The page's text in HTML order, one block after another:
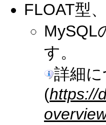
FLOAT型
MySQL
す。
詳細
(https://